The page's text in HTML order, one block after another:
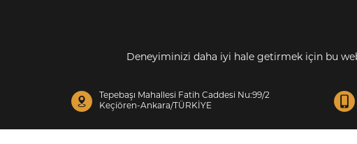
Deneyiminizi daha iyi hale getirmek için bu
Tepebaşı Mahallesi Fatih Caddesi Nu:99/2
Keçiören-Ankara/TÜRKİYE